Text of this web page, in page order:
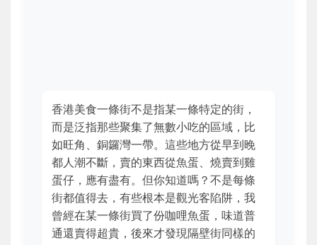
香港美食一條街不是指某一條特定的街，
而是泛指那些聚集了無數小吃的區域，比
如旺角、銅鑼灣一帶。這些地方從早到晚
都人潮不斷，賣的東西從魚蛋、燒賣到雞
蛋仔，應有盡有。但你知道嗎？不是每條
街都值得去，有些根本是觀光客陷阱，我
曾經在某一條街買了份咖哩魚蛋，味道普
通還賣得超貴，後來才發現隔壁街同樣的